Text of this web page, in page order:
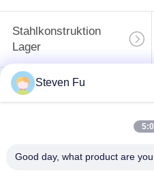
Stahlkonstruktion
Lager
Stahlkonstruktionsbau
Steven Fu
Good day, what product are